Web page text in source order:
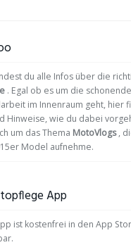
du alle Infos über die
. Egal ob es um die
im Innenraum geht, hier
Hinweise, wie du dabei
um das Thema MotoVlogs,
Model aufnehme.
App
ist kostenfrei in den App